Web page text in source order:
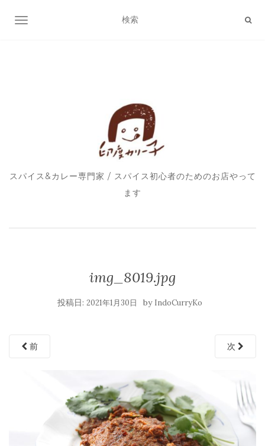
ナビゲーション切り替え
スパイス&カレー専門家 / スパイス初心者のためのお店やって
ます
img_8019.jpg
投稿日: 2021年1月30日 by IndoCurryKo
前 次